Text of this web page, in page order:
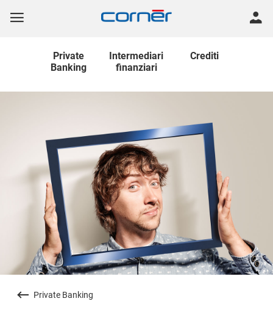
Private
Banking
Intermediari
finanziari
Crediti
Private Banking